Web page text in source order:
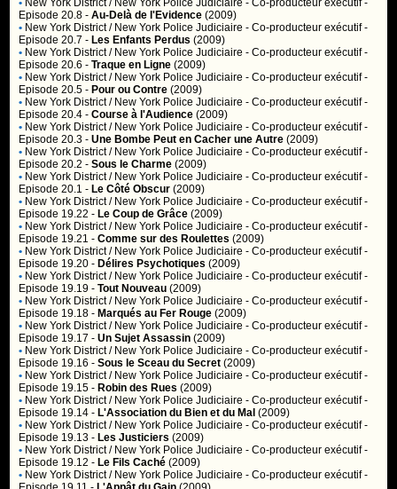
• New York District / New York Police Judiciaire - Co-producteur exécutif -
Episode 20.8 -Au-Delà de l'Evidence (2009)
• New York District / New York Police Judiciaire - Co-producteur exécutif -
Episode 20.7 - Les Enfants Perdus (2009)
• New York District / New York Police Judiciaire - Co-producteur exécutif -
Episode 20.6 -Traque en Ligne (2009)
• New York District / New York Police Judiciaire - Co-producteur exécutif -
Episode 20.5 - Pour ou Contre (2009)
• New York District / New York Police Judiciaire - Co-producteur exécutif -
Episode 20.4 -Course à l'Audience (2009)
• New York District / New York Police Judiciaire - Co-producteur exécutif -
Episode 20.3 -Une Bombe Peut en Cacher une Autre (2009)
• New York District / New York Police Judiciaire - Co-producteur exécutif -
Episode 20.2 -Sous le Charme (2009)
• New York District / New York Police Judiciaire - Co-producteur exécutif -
Episode 20.1 - Le Côté Obscur (2009)
• New York District / New York Police Judiciaire - Co-producteur exécutif -
Episode 19.22 - Le Coup de Grâce (2009)
• New York District / New York Police Judiciaire - Co-producteur exécutif -
Episode 19.21 -Comme sur des Roulettes (2009)
• New York District / New York Police Judiciaire - Co-producteur exécutif -
Episode 19.20 - Délires Psychotiques (2009)
• New York District / New York Police Judiciaire - Co-producteur exécutif -
Episode 19.19 -Tout Nouveau (2009)
• New York District / New York Police Judiciaire - Co-producteur exécutif -
Episode 19.18 - Marqués au Fer Rouge (2009)
• New York District / New York Police Judiciaire - Co-producteur exécutif -
Episode 19.17 -Un Sujet Assassin (2009)
• New York District / New York Police Judiciaire - Co-producteur exécutif -
Episode 19.16 -Sous le Sceau du Secret (2009)
• New York District / New York Police Judiciaire - Co-producteur exécutif -
Episode 19.15 - Robin des Rues (2009)
• New York District / New York Police Judiciaire - Co-producteur exécutif -
Episode 19.14 - L'Association du Bien et du Mal (2009)
• New York District / New York Police Judiciaire - Co-producteur exécutif -
Episode 19.13 - Les Justiciers (2009)
• New York District / New York Police Judiciaire - Co-producteur exécutif -
Episode 19.12 - Le Fils Caché (2009)
• New York District / New York Police Judiciaire - Co-producteur exécutif -